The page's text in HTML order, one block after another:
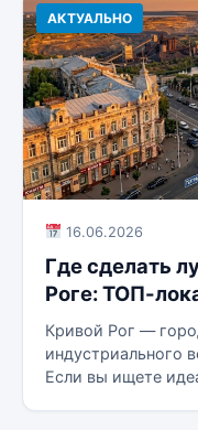
АКТУАЛЬНО
16.06.2026
Где сделать
Роге: ТОП-
Кривой Рог —
индустриального
Если вы ищете